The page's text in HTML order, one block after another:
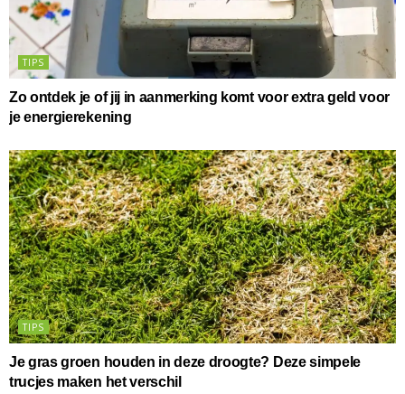
TIPS
Zo ontdek je of jij in aanmerking komt voor extra geld voor
je energierekening
TIPS
Je gras groen houden in deze droogte? Deze simpele
trucjes maken het verschil